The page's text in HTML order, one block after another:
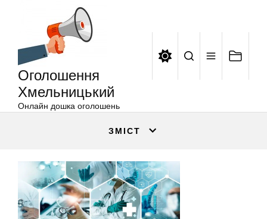
Оголошення
Хмельницький
Онлайн дошка оголошень
ЗМІСТ